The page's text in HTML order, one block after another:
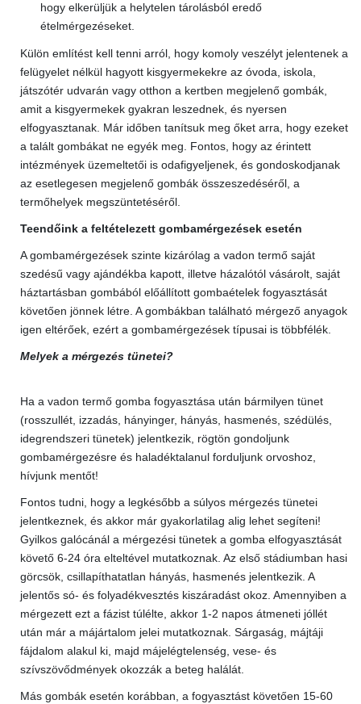
hogy elkerüljük a helytelen tárolásból eredő
ételmérgezéseket.
Külön említést kell tenni arról, hogy komoly veszélyt jelentenek a
felügyelet nélkül hagyott kisgyermekekre az óvoda, iskola,
játszótér udvarán vagy otthon a kertben megjelenő gombák,
amit a kisgyermekek gyakran leszednek, és nyersen
elfogyasztanak. Már időben tanítsuk meg őket arra, hogy ezeket
a talált gombákat ne egyék meg. Fontos, hogy az érintett
intézmények üzemeltetői is odafigyeljenek, és gondoskodjanak
az esetlegesen megjelenő gombák összeszedéséről, a
termőhelyek megszüntetéséről.
Teendőink a feltételezett gombamérgezések esetén
A gombamérgezések szinte kizárólag a vadon termő saját
szedésű vagy ajándékba kapott, illetve házalótól vásárolt, saját
háztartásban gombából előállított gombaételek fogyasztását
követően jönnek létre. A gombákban található mérgező anyagok
igen eltérőek, ezért a gombamérgezések típusai is többfélék.
Melyek a mérgezés tünetei?
Ha a vadon termő gomba fogyasztása után bármilyen tünet
(rosszullét, izzadás, hányinger, hányás, hasmenés, szédülés,
idegrendszeri tünetek) jelentkezik, rögtön gondoljunk
gombamérgezésre és haladéktalanul forduljunk orvoshoz,
hívjunk mentőt!
Fontos tudni, hogy a legkésőbb a súlyos mérgezés tünetei
jelentkeznek, és akkor már gyakorlatilag alig lehet segíteni!
Gyilkos galócánál a mérgezési tünetek a gomba elfogyasztását
követő 6-24 óra elteltével mutatkoznak. Az első stádiumban hasi
görcsök, csillapíthatatlan hányás, hasmenés jelentkezik. A
jelentős só- és folyadékvesztés kiszáradást okoz. Amennyiben a
mérgezett ezt a fázist túlélte, akkor 1-2 napos átmeneti jóllét
után már a májártalom jelei mutatkoznak. Sárgaság, májtáji
fájdalom alakul ki, majd májelégtelenség, vese- és
szívszövődmények okozzák a beteg halálát.
Más gombák esetén korábban, a fogyasztást követően 15-60